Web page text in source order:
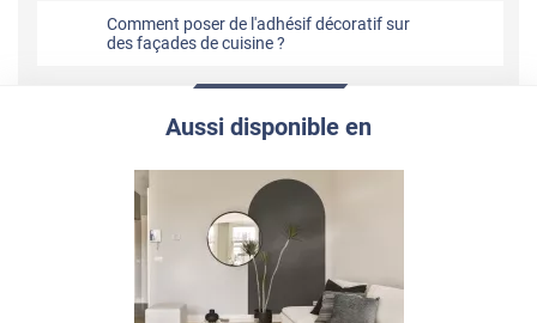
Comment poser de l'adhésif décoratif sur
des façades de cuisine ?
Aussi disponible en